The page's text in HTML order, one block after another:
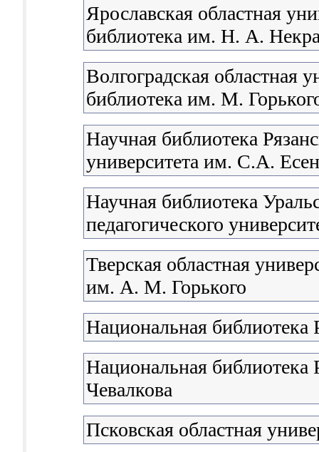
Ярославская областная
библиотека им. Н. А.
Волгоградская областная
библиотека им. М.
Научная библиотека
университета им. С.А.
Научная библиотека
педагогического
Тверская областная
им. А. М. Горького
Национальная библиотека
Национальная
Чевалкова
Псковская областная